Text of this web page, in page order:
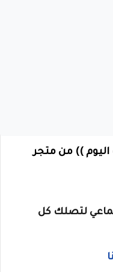
)) من متجر
لتصلك كل